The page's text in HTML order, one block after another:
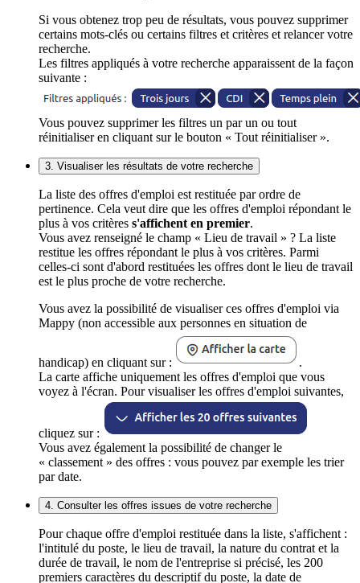
Si vous obtenez trop peu de résultats, vous pouvez supprimer
certains mots-clés ou certains filtres et critères et relancer votre
recherche.
Les filtres appliqués à votre recherche apparaissent de la façon
suivante :
Vous pouvez supprimer les filtres un par un ou tout
réinitialiser en cliquant sur le bouton « Tout réinitialiser ».
3. Visualiser les résultats de votre recherche
La liste des offres d'emploi est restituée par ordre de
pertinence. Cela veut dire que les offres d'emploi répondant le
plus à vos critères s'affichent en premier.
Vous avez renseigné le champ « Lieu de travail » ? La liste
restitue les offres répondant le plus à vos critères. Parmi
celles-ci sont d'abord restituées les offres dont le lieu de travail
est le plus proche de votre recherche.
Vous avez la possibilité de visualiser ces offres d'emploi via
Mappy (non accessible aux personnes en situation de
handicap) en cliquant sur :
.
La carte affiche uniquement les offres d'emploi que vous
voyez à l'écran. Pour visualiser les offres d'emploi suivantes,
cliquez sur :
Vous avez également la possibilité de changer le
« classement » des offres : vous pouvez par exemple les trier
par date.
4. Consulter les offres issues de votre recherche
Pour chaque offre d'emploi restituée dans la liste, s'affichent :
l'intitulé du poste, le lieu de travail, la nature du contrat et la
durée de travail, le nom de l'entreprise si précisé, les 200
premiers caractères du descriptif du poste, la date de